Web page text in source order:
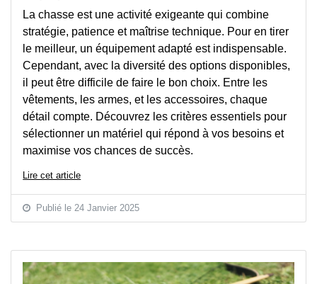
La chasse est une activité exigeante qui combine
stratégie, patience et maîtrise technique. Pour en tirer
le meilleur, un équipement adapté est indispensable.
Cependant, avec la diversité des options disponibles,
il peut être difficile de faire le bon choix. Entre les
vêtements, les armes, et les accessoires, chaque
détail compte. Découvrez les critères essentiels pour
sélectionner un matériel qui répond à vos besoins et
maximise vos chances de succès.
Lire cet article
Publié le 24 Janvier 2025